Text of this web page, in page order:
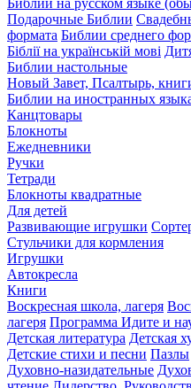
Подарочные Библии
формата Библии среднего
Біблії на українській мові
Библии настольные
Новый Завет, Псалтырь,
Библии на иностранных
Канцтовары
Блокноты
Ежедневники
Ручки
Тетради
Блокноты квадратные
Для детей
Развивающие игрушки
Стульчики для кормления
Игрушки
Автокресла
Книги
Воскресная школа, лагеря
лагеря Программа Идите и
Детская литература Детская
Детские стихи и песни Пазлы
Духовно-назидательные